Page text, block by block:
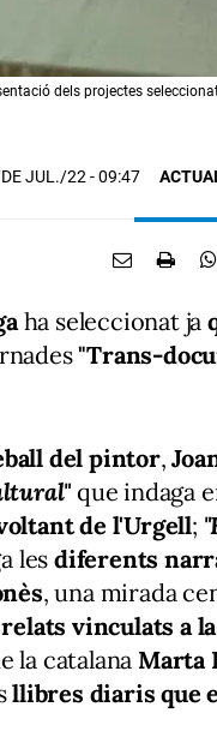
dels projectes
JUL./22- 09:47
ha seleccionat ja
"Trans-
del pintor,
que indaga
de l'Urgell;
lesdiferents
, una mirada
vinculats a
la catalana Marta
llibres diaris que